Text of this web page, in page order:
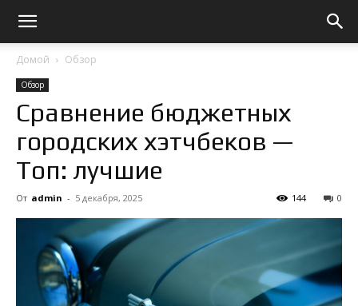
Домой Обзор
Обзор
Сравнение бюджетных
городских хэтчбеков —
Топ: лучшие
От admin - 5 декабря, 2025 0
144